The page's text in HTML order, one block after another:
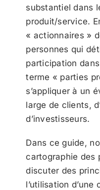
substantiel dans
produit/service.
« actionnaires »
personnes qui
participation
terme « parties
s’appliquer à un
large de clients,
d’investisseurs.
Dans ce guide,
cartographie des
discuter des
l’utilisation